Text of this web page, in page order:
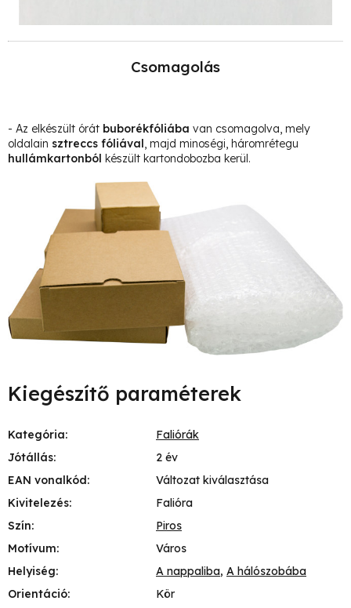
Csomagolás
- Az elkészült órát buborékfóliába van csomagolva, mely
oldalain sztreccs fóliával, majd minoségi, háromrétegu
hullámkartonból készült kartondobozba kerül.
Kiegészítő paraméterek
Kategória:
Faliórák
Jótállás:
2 év
EAN vonalkód:
Változat kiválasztása
Kivitelezés:
Falióra
Szín:
Piros
Motívum:
Város
Helyiség: A nappaliba, A hálószobába
Orientáció: Kör